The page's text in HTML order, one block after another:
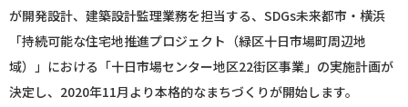
が開発設計、建築設計監理業務を担当する、SDGs未来都市・横浜
「持続可能な住宅地推進プロジェクト（緑区十日市場町周辺地
域）」における「十日市場センター地区22街区事業」の実施計画が
決定し、2020年11月より本格的なまちづくりが開始します。